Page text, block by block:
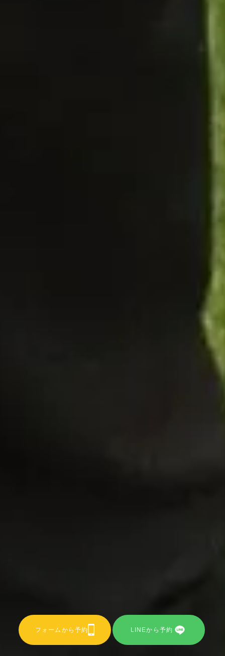
LINEから予約
フォームから予約